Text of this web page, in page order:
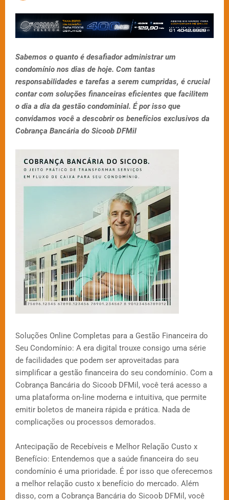
Sabemos o quanto é desafiador administrar um
condomínio nos dias de hoje. Com tantas
responsabilidades e tarefas a serem cumpridas, é crucial
contar com soluções financeiras eficientes que facilitem
o dia a dia da gestão condominial. É por isso que
convidamos você a descobrir os benefícios exclusivos da
Cobrança Bancária do Sicoob DFMil
Soluções Online Completas para a Gestão Financeira do
Seu Condomínio: A era digital trouxe consigo uma série
de facilidades que podem ser aproveitadas para
simplificar a gestão financeira do seu condomínio. Com a
Cobrança Bancária do Sicoob DFMil, você terá acesso a
uma plataforma on-line moderna e intuitiva, que permite
emitir boletos de maneira rápida e prática. Nada de
complicações ou processos demorados.
Antecipação de Recebíveis e Melhor Relação Custo x
Benefício: Entendemos que a saúde financeira do seu
condomínio é uma prioridade. É por isso que oferecemos
a melhor relação custo x benefício do mercado. Além
disso, com a Cobrança Bancária do Sicoob DFMil, você